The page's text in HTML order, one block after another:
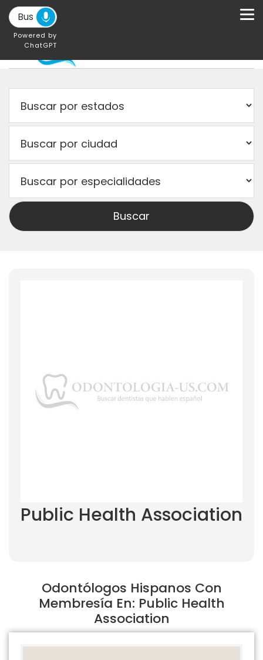
Powered by
ChatGPT
Public Health Association
Odontólogos Hispanos Con
Membresía En: Public Health
Association